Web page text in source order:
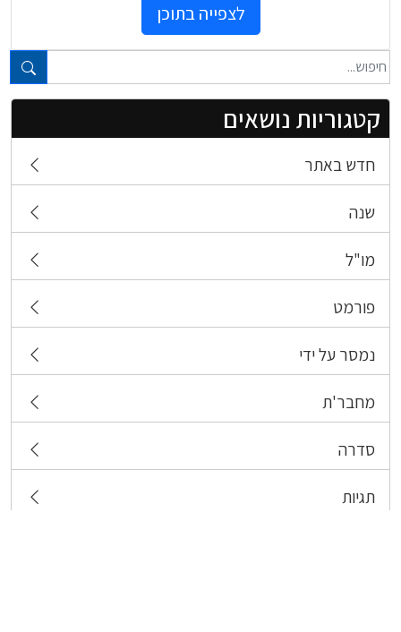
טקסט חופשי...
קטגוריות נושאים
חדש באתר
שנה
מו"ל
פורמט
נמסר על ידי
מחבר'ת
סדרה
תגיות
לצפייה בתוכן